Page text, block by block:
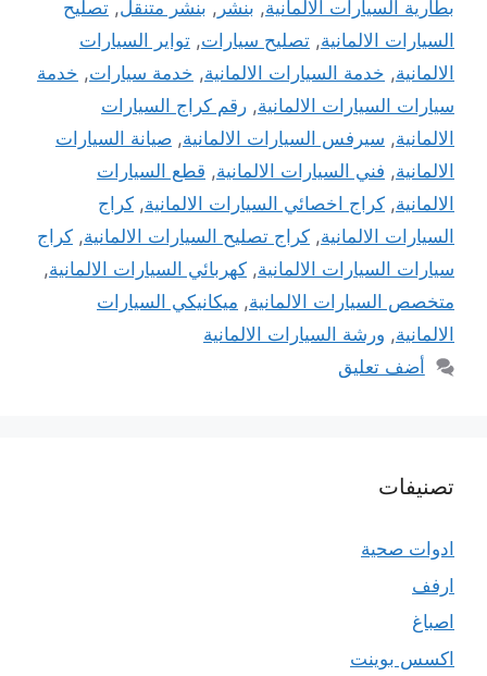
بطارية السيارات الالمانية, بنشر , بنشر متنقل, تصليح
السيارات الالمانية, تصليح سيارات, تواير السيارات
الالمانية, خدمة السيارات الالمانية, خدمة سيارات, خدمة
سيارات السيارات الالمانية, رقم كراج السيارات
الالمانية, سيرفس السيارات الالمانية, صيانة السيارات
الالمانية, فني السيارات الالمانية, قطع السيارات
الالمانية, كراج اخصائي السيارات الالمانية, كراج
السيارات الالمانية, كراج تصليح السيارات الالمانية, كراج
سيارات السيارات الالمانية, كهربائي السيارات الالمانية,
متخصص السيارات الالمانية, ميكانيكي السيارات
الالمانية, ورشة السيارات الالمانية
أضف تعليق
تصنيفات
ادوات صحية
ارفف
اصباغ
اكسس بوينت